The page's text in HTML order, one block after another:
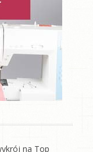
na Top